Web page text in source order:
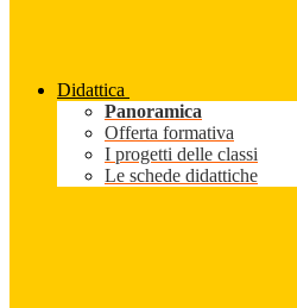
Didattica
Panoramica
Offerta formativa
I progetti delle classi
Le schede didattiche